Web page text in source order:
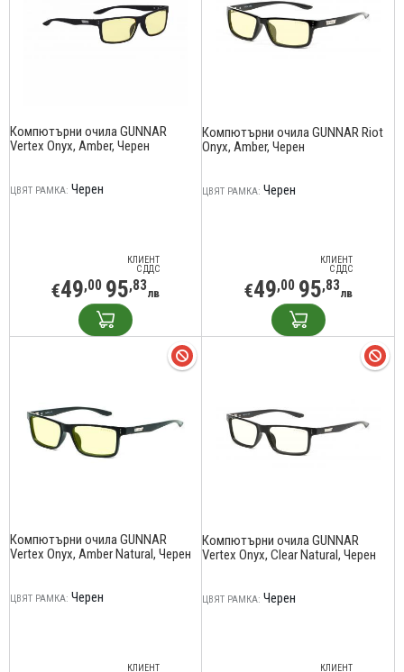
Компютърни очила GUNNAR
Vertex Onyx, Amber, Черен
ЦВЯТ РАМКА: Черен
КЛИЕНТ
С ДДС
€49,00 95,83лв
Компютърни очила GUNNAR Riot
Onyx, Amber, Черен
ЦВЯТ РАМКА: Черен
КЛИЕНТ
С ДДС
€49,00 95,83лв
Компютърни очила GUNNAR
Vertex Onyx, Amber Natural, Черен
ЦВЯТ РАМКА: Черен
КЛИЕНТ
Компютърни очила GUNNAR
Vertex Onyx, Clear Natural, Черен
ЦВЯТ РАМКА: Черен
КЛИЕНТ